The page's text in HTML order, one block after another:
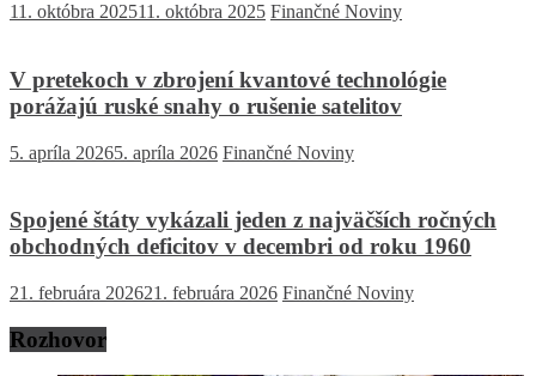
11. októbra 202511. októbra 2025 Finančné Noviny
V pretekoch v zbrojení kvantové technológie
porážajú ruské snahy o rušenie satelitov
5. apríla 20265. apríla 2026 Finančné Noviny
Spojené štáty vykázali jeden z najväčších ročných
obchodných deficitov v decembri od roku 1960
21. februára 202621. februára 2026 Finančné Noviny
Rozhovor